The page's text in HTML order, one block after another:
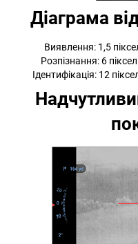
Діаграма
Виявлення: 1,5
Розпізнання: 6
Ідентифікація: 12